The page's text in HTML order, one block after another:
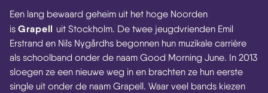
Een lang bewaard geheim uit het hoge Noorden
is Grapell uit Stockholm. De twee jeugdvrienden Emil
Erstrand en Nils Nygårdhs begonnen hun muzikale carrière
als schoolband onder de naam Good Morning June. In 2013
sloegen ze een nieuwe weg in en brachten ze hun eerste
single uit onder de naam Grapell. Waar veel bands kiezen